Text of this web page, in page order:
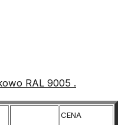
RAL 9005 .
CENA